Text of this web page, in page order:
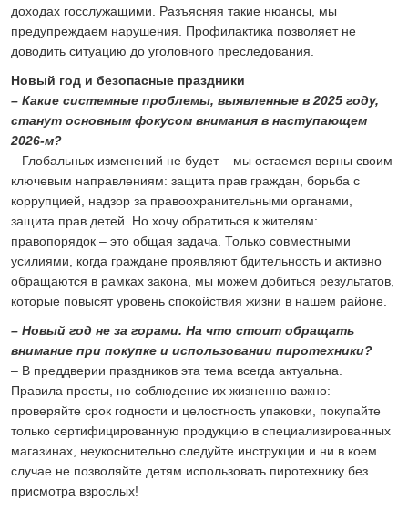
доходах госслужащими. Разъясняя такие нюансы, мы
предупреждаем нарушения. Профилактика позволяет не
доводить ситуацию до уголовного преследования.
Новый год и безопасные праздники
– Какие системные проблемы, выявленные в 2025 году,
станут основным фокусом внимания в наступающем
2026-м?
– Глобальных изменений не будет – мы остаемся верны своим
ключевым направлениям: защита прав граждан, борьба с
коррупцией, надзор за правоохранительными органами,
защита прав детей. Но хочу обратиться к жителям:
правопорядок – это общая задача. Только совместными
усилиями, когда граждане проявляют бдительность и активно
обращаются в рамках закона, мы можем добиться результатов,
которые повысят уровень спокойствия жизни в нашем районе.
– Новый год не за горами. На что стоит обращать
внимание при покупке и использовании пиротехники?
– В преддверии праздников эта тема всегда актуальна.
Правила просты, но соблюдение их жизненно важно:
проверяйте срок годности и целостность упаковки, покупайте
только сертифицированную продукцию в специализированных
магазинах, неукоснительно следуйте инструкции и ни в коем
случае не позволяйте детям использовать пиротехнику без
присмотра взрослых!